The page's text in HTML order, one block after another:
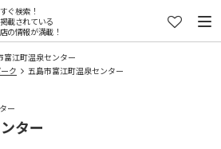
ぐ検索！
載されている
の情報が満載！
富江町温泉センター
ク 五島市富江町温泉センター
ー
ター